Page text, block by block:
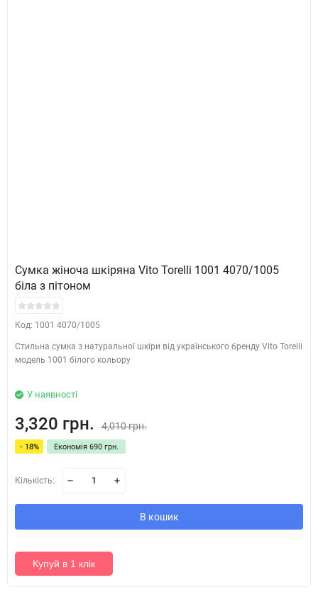
Сумка жіноча шкіряна Vito Torelli 1001 4070/1005
біла з пітоном
Код: 1001 4070/1005
Стильна сумка з натуральної шкіри від українського бренду Vito Torelli
модель 1001 білого кольору
У наявності
3,320 грн. 4,010 грн.
- 18% Економія 690 грн.
Кількість:
В кошик
Купуй в 1 клік